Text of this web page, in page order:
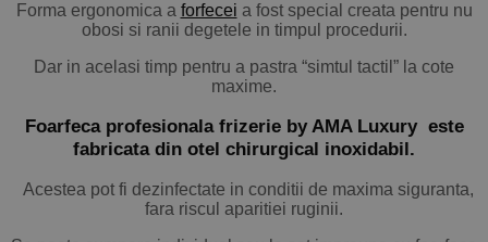
Forma ergonomica a forfecei a fost special creata pentru nu
obosi si ranii degetele in timpul procedurii.
Dar in acelasi timp pentru a pastra “simtul tactil” la cote
maxime.
Foarfeca profesionala frizerie by AMA Luxury este
fabricata din otel chirurgical inoxidabil.
Acestea pot fi dezinfectate in conditii de maxima siguranta,
fara riscul aparitiei ruginii.